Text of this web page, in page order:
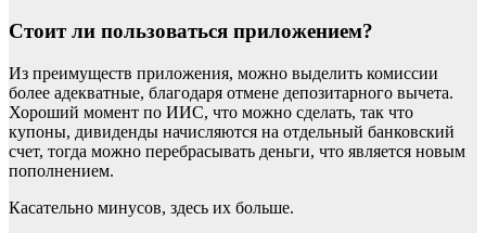
Стоит ли пользоваться приложением?
Из преимуществ приложения, можно выделить комиссии
более адекватные, благодаря отмене депозитарного вычета.
Хороший момент по ИИС, что можно сделать, так что
купоны, дивиденды начисляются на отдельный банковский
счет, тогда можно перебрасывать деньги, что является новым
пополнением.
Касательно минусов, здесь их больше.